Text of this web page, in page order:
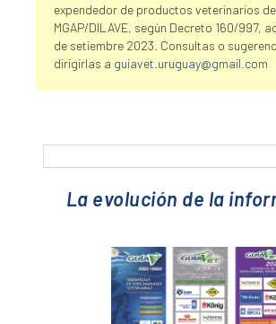
expendedor de productos veterinarios
MGAP/DILAVE, segùn Decreto 160/997,
de setiembre 2023. Consultas o
dirigirlas a guiavet.uruguay@gmail.com
La evolución de la